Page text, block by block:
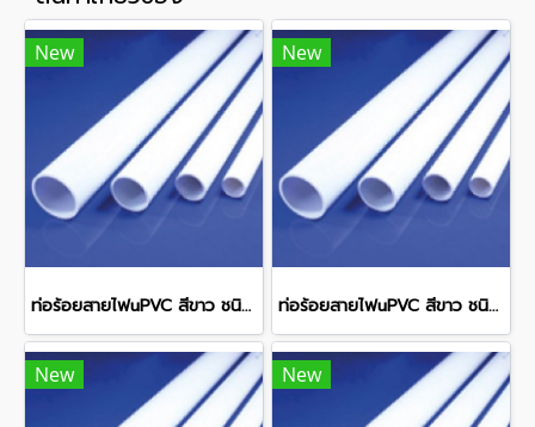
New
ท่อร้อยสายไฟuPVC สีขาว ชนิดหนา WPP40 OD 40 มม. 2.7 มม. ยาว 292 มม.
New
ท่อร้อยสายไฟuPVC สีขาว ชนิดหนา WPP32 OD 32 มม. 2.5 มม. ยาว 292 มม.
New New